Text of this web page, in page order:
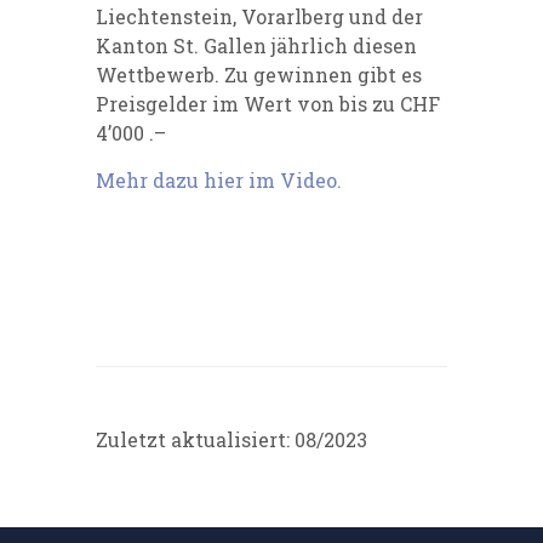
Liechtenstein, Vorarlberg und der
Kanton St. Gallen jährlich diesen
Wettbewerb. Zu gewinnen gibt es
Preisgelder im Wert von bis zu CHF
4’000 .–
Mehr dazu hier im Video.
Zuletzt aktualisiert: 08/2023